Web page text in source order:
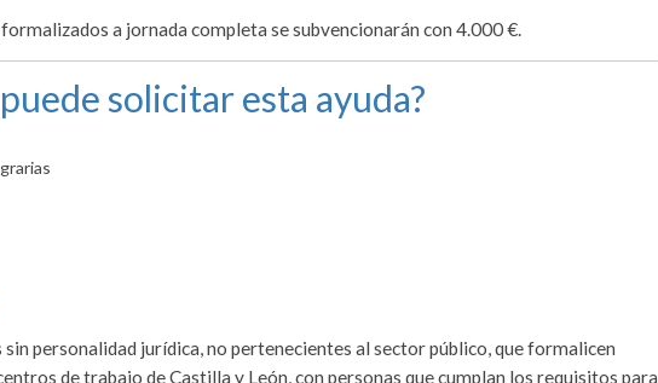
a jornada completa se subvencionarán con 4.000 €.
solicitar esta ayuda?
personalidad jurídica, no pertenecientes al sector público, que formalicen
de trabajo de Castilla y León, con personas que cumplan los requisitos para